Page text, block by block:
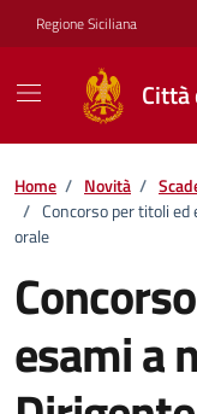
Vai ai contenuti
Vai al footer
Regione Siciliana
Città
Home / Novità /
/ Concorso per titoli
orale
esami a